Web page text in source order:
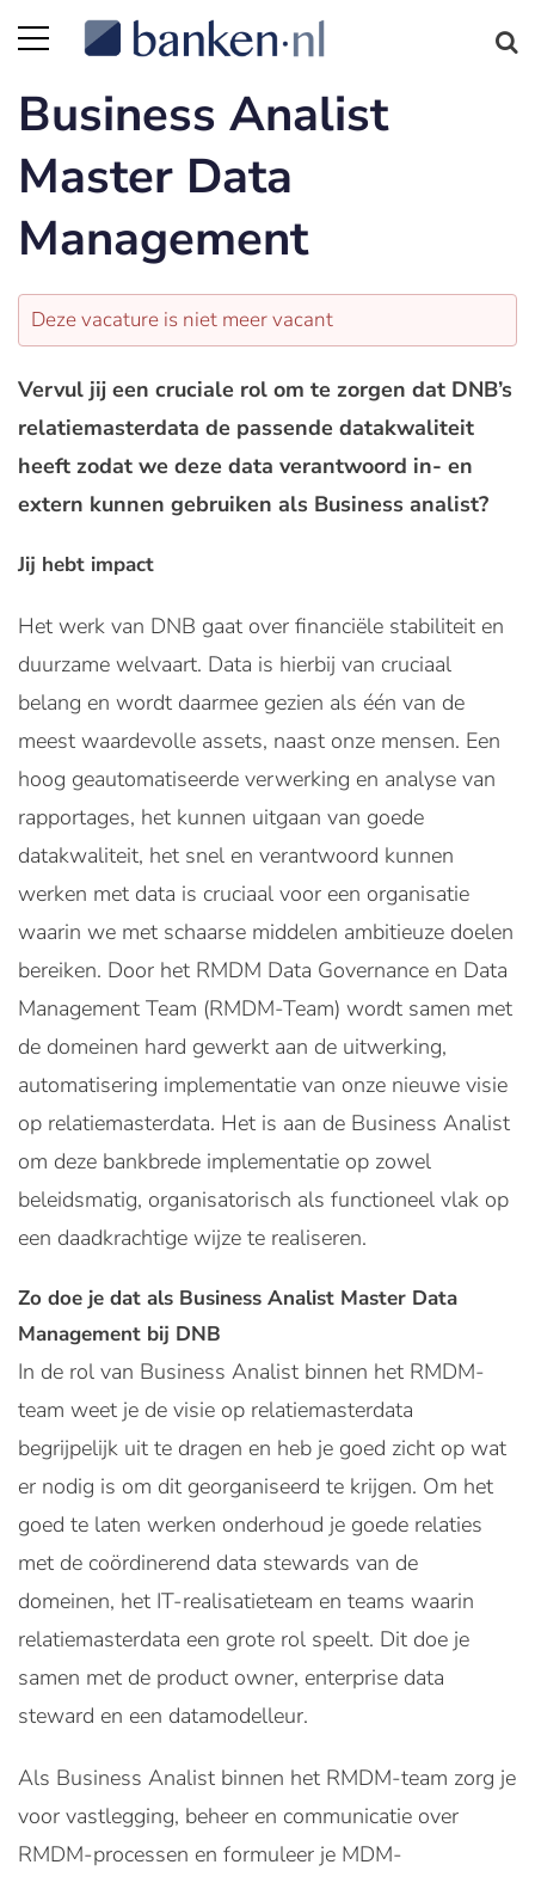
Business Analist
Master Data
Management
Deze vacature is niet meer vacant
Vervul jij een cruciale rol om te zorgen dat DNB’s
relatiemasterdata de passende datakwaliteit
heeft zodat we deze data verantwoord in- en
extern kunnen gebruiken als Business analist?
Jij hebt impact
Het werk van DNB gaat over financiële stabiliteit en
duurzame welvaart. Data is hierbij van cruciaal
belang en wordt daarmee gezien als één van de
meest waardevolle assets, naast onze mensen. Een
hoog geautomatiseerde verwerking en analyse van
rapportages, het kunnen uitgaan van goede
datakwaliteit, het snel en verantwoord kunnen
werken met data is cruciaal voor een organisatie
waarin we met schaarse middelen ambitieuze doelen
bereiken. Door het RMDM Data Governance en Data
Management Team (RMDM-Team) wordt samen met
de domeinen hard gewerkt aan de uitwerking,
automatisering implementatie van onze nieuwe visie
op relatiemasterdata. Het is aan de Business Analist
om deze bankbrede implementatie op zowel
beleidsmatig, organisatorisch als functioneel vlak op
een daadkrachtige wijze te realiseren.
Zo doe je dat als Business Analist Master Data
Management bij DNB
In de rol van Business Analist binnen het RMDM-
team weet je de visie op relatiemasterdata
begrijpelijk uit te dragen en heb je goed zicht op wat
er nodig is om dit georganiseerd te krijgen. Om het
goed te laten werken onderhoud je goede relaties
met de coördinerend data stewards van de
domeinen, het IT-realisatieteam en teams waarin
relatiemasterdata een grote rol speelt. Dit doe je
samen met de product owner, enterprise data
steward en een datamodelleur.
Als Business Analist binnen het RMDM-team zorg je
voor vastlegging, beheer en communicatie over
RMDM-processen en formuleer je MDM-